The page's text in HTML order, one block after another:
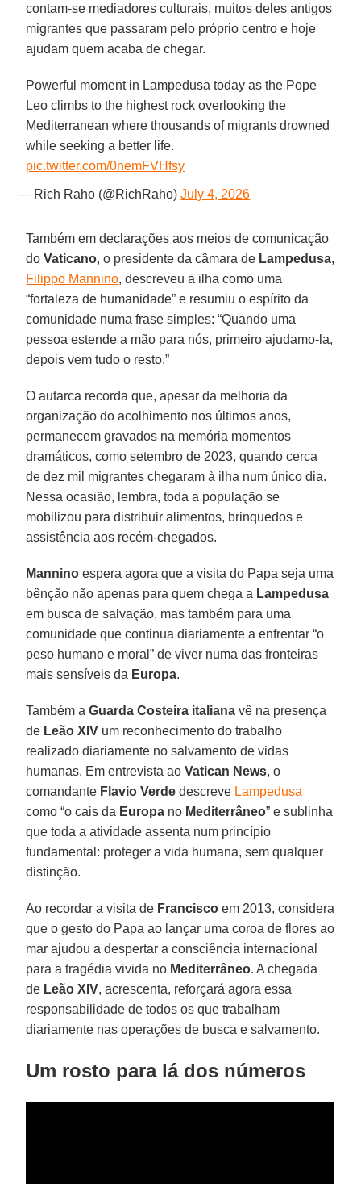
contam-se mediadores culturais, muitos deles antigos
migrantes que passaram pelo próprio centro e hoje
ajudam quem acaba de chegar.
Powerful moment in Lampedusa today as the Pope
Leo climbs to the highest rock overlooking the
Mediterranean where thousands of migrants drowned
while seeking a better life.
pic.twitter.com/0nemFVHfsy
— Rich Raho (@RichRaho)July 4, 2026
Também em declarações aos meios de comunicação
doVaticano, o presidente da câmara de Lampedusa,
Filippo Mannino, descreveu a ilha como uma
“fortaleza de humanidade” e resumiu o espírito da
comunidade numa frase simples: “Quando uma
pessoa estende a mão para nós, primeiro ajudamo-la,
depois vem tudo o resto.”
O autarca recorda que, apesar da melhoria da
organização do acolhimento nos últimos anos,
permanecem gravados na memória momentos
dramáticos, como setembro de 2023, quando cerca
de dez mil migrantes chegaram à ilha num único dia.
Nessa ocasião, lembra, toda a população se
mobilizou para distribuir alimentos, brinquedos e
assistência aos recém-chegados.
Mannino espera agora que a visita do Papa seja uma
bênção não apenas para quem chega a Lampedusa
em busca de salvação, mas também para uma
comunidade que continua diariamente a enfrentar “o
peso humano e moral” de viver numa das fronteiras
mais sensíveis da Europa.
Também aGuarda Costeira italiana vê na presença
de Leão XIV um reconhecimento do trabalho
realizado diariamente no salvamento de vidas
humanas. Em entrevista aoVatican News, o
comandante Flavio Verde descreve Lampedusa
como “o cais da Europa no Mediterrâneo” e sublinha
que toda a atividade assenta num princípio
fundamental: proteger a vida humana, sem qualquer
distinção.
Ao recordar a visita de Francisco em 2013, considera
que o gesto do Papa ao lançar uma coroa de flores ao
mar ajudou a despertar a consciência internacional
para a tragédia vivida no Mediterrâneo. A chegada
de Leão XIV, acrescenta, reforçará agora essa
responsabilidade de todos os que trabalham
diariamente nas operações de busca e salvamento.
Um rosto para lá dos números